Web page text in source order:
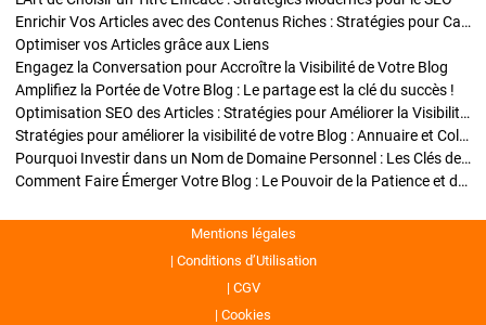
Enrichir Vos Articles avec des Contenus Riches : Stratégies pour Captiver et Optimiser
Optimiser vos Articles grâce aux Liens
Engagez la Conversation pour Accroître la Visibilité de Votre Blog
Amplifiez la Portée de Votre Blog : Le partage est la clé du succès !
Optimisation SEO des Articles : Stratégies pour Améliorer la Visibilité de Votre Blog
Stratégies pour améliorer la visibilité de votre Blog : Annuaire et Collaborations
Pourquoi Investir dans un Nom de Domaine Personnel : Les Clés de la Réussite de Votre Blog
Comment Faire Émerger Votre Blog : Le Pouvoir de la Patience et de la Persévérance
Mentions légales
Conditions d’Utilisation
CGV
Cookies